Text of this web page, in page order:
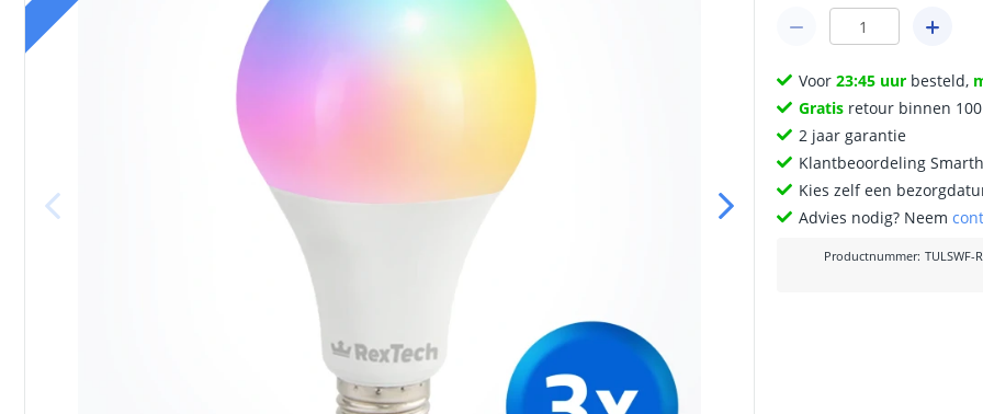
Voor23:45 uur besteld,
Gratis retour binnen
2 jaar garantie
Klantbeoordeling
Kies zelf een
Advies nodig? Neem
Productnummer: TULSWF-